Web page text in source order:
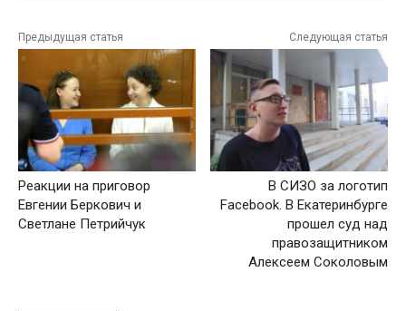
Предыдущая статья
Реакции на приговор
Евгении Беркович и
Светлане Петрийчук
Следующая статья
В СИЗО за логотип
Facebook. В Екатеринбурге
прошел суд над
правозащитником
Алексеем Соколовым